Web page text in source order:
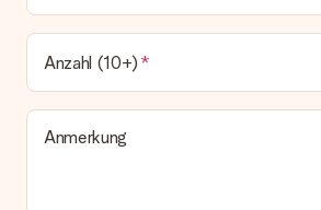
Anzahl (10+)
Anmerkung